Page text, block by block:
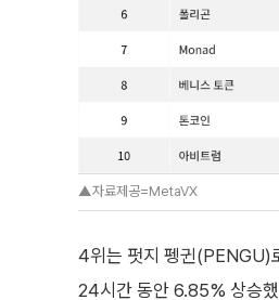
▲자료제공=MetaVX
4위는 펏지 펭귄(PENGU)
24시간 동안 6.85% 상승